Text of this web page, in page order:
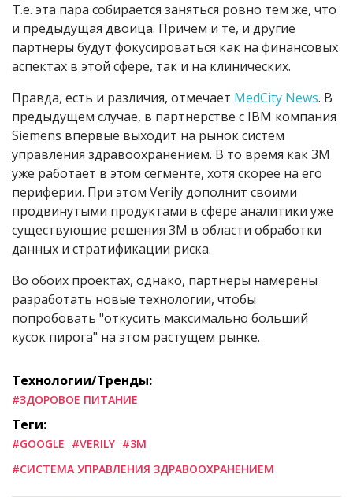
Т.е. эта пара собирается заняться ровно тем же, что
и предыдущая двоица. Причем и те, и другие
партнеры будут фокусироваться как на финансовых
аспектах в этой сфере, так и на клинических.
Правда, есть и различия, отмечает MedCity News. В
предыдущем случае, в партнерстве с IBM компания
Siemens впервые выходит на рынок систем
управления здравоохранением. В то время как 3M
уже работает в этом сегменте, хотя скорее на его
периферии. При этом Verily дополнит своими
продвинутыми продуктами в сфере аналитики уже
существующие решения 3M в области обработки
данных и стратификации риска.
Во обоих проектах, однако, партнеры намерены
разработать новые технологии, чтобы
попробовать "откусить максимально больший
кусок пирога" на этом растущем рынке.
Технологии/Тренды:
#ЗДОРОВОЕ ПИТАНИЕ
Теги:
#GOOGLE #VERILY #3M
#СИСТЕМА УПРАВЛЕНИЯ ЗДРАВООХРАНЕНИЕМ